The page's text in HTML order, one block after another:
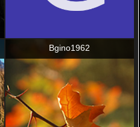
Bgino1962